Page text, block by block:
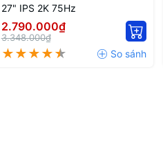
27" IPS 2K 75Hz
2.790.000₫
3.348.000₫